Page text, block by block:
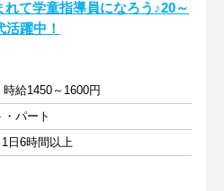
れて学童指導員になろう♪20～
活躍中！
給1450～1600円
パート
日6時間以上